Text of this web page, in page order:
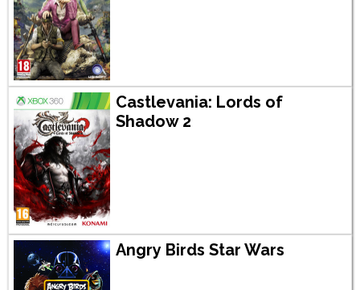
Castlevania: Lords of
Shadow 2
Angry Birds Star Wars